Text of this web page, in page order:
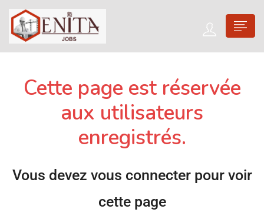
Cette page est réservée
aux utilisateurs
enregistrés.
Vous devez vous connecter pour voir
cette page